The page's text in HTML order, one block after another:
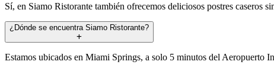
Sí, en Siamo Ristorante también ofrecemos deliciosos postres caseros
¿Dónde se encuentra Siamo Ristorante?
Estamos ubicados en Miami Springs, a solo 5 minutos del Aeropuerto